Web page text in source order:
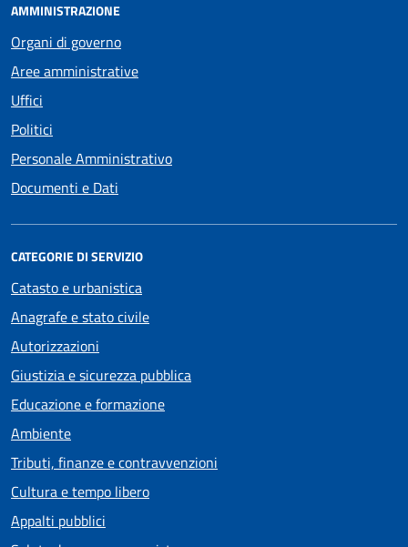
AMMINISTRAZIONE
Organi di governo
Aree amministrative
Uffici
Politici
Personale Amministrativo
Documenti e Dati
CATEGORIE DI SERVIZIO
Catasto e urbanistica
Anagrafe e stato civile
Autorizzazioni
Giustizia e sicurezza pubblica
Educazione e formazione
Ambiente
Tributi, finanze e contravvenzioni
Cultura e tempo libero
Appalti pubblici